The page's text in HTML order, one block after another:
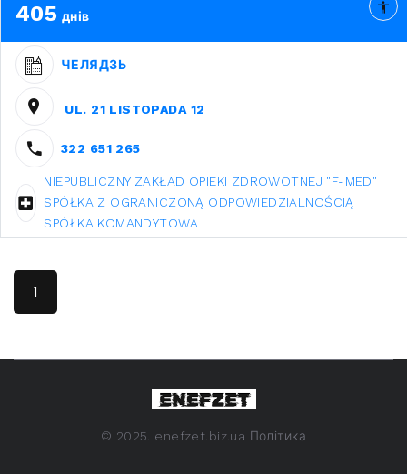
405 днів
ЧЕЛЯДЗЬ
UL. 21 LISTOPADA 12
322 651 265
NIEPUBLICZNY ZAKŁAD OPIEKI ZDROWOTNEJ "F-MED"
SPÓŁKA Z OGRANICZONĄ ODPOWIEDZIALNOŚCIĄ
SPÓŁKA KOMANDYTOWA
1
© 2025. enefzet.biz.ua Політика